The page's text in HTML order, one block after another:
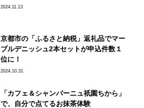
2024.11.13
京都市の「ふるさと納税」返礼品でマー
ブルデニッシュ2本セットが申込件数１
位に！
2024.10.31
「カフェ＆シャンパーニュ祇園ちから」
で、自分で点てるお抹茶体験